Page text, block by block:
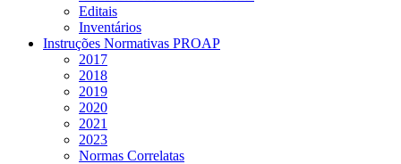
Editais
Inventários
Instruções Normativas PROAP
2017
2018
2019
2020
2021
2023
Normas Correlatas